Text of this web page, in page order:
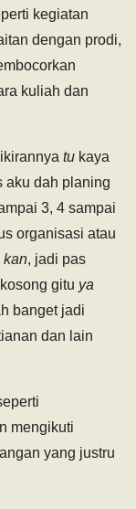
kegiatan
dengan prodi,
kuliah dan
tu kaya
aku dah planing
3, 4 sampai
organisasi atau
kan, jadi pas
gitu ya
banget jadi
dan lain
mengikuti
yang justru